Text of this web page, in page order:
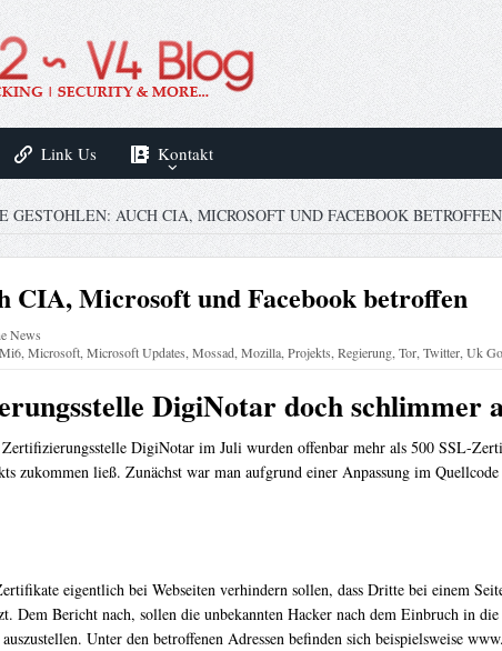
Link Us Kontakt
GESTOHLEN: AUCH CIA, MICROSOFT UND FACEBOOK BETROFFEN
CIA, Microsoft und Facebook betroffen
News
Mi6,Microsoft,Microsoft Updates,Mossad,Mozilla,Projekts,Regierung,Tor,Twitter,Uk
DigiNotar doch schlimmer
DigiNotar im Juli wurden offenbar mehr als 500 SSL-
zukommen ließ. Zunächst war man aufgrund einer Anpassung im
eigentlich bei Webseiten verhindern sollen, dass Dritte bei einem
Dem Bericht nach, sollen die unbekannten Hacker nach dem Einbruch in
Unter den betroffenen Adressen befinden sich beispielsweise